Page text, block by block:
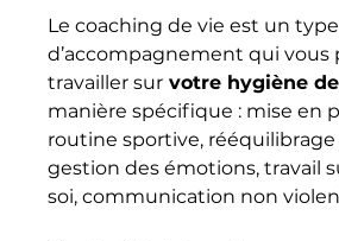
Le coaching de vie est un type
d’accompagnement qui vous
travailler sur votre hygiène
manière spécifique : mise en
routine sportive,
gestion des émotions, travail
soi, communication non